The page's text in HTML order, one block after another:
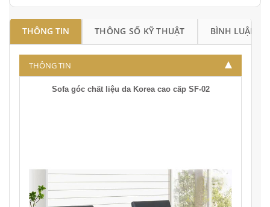
THÔNG TIN THÔNG SỐ KỸ THUẬT BÌNH LUẬN
THÔNG TIN
Sofa góc chất liệu da Korea cao cấp SF-02